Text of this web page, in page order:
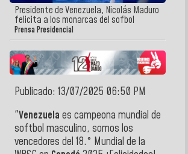
Presidente de Venezuela, Nicolás Maduro
felicita a los monarcas del sofbol
Prensa Presidencial
Publicado: 13/07/2025 06:50 PM
"Venezuela es campeona mundial de
softbol masculino, somos los
vencedores del 18.° Mundial de la